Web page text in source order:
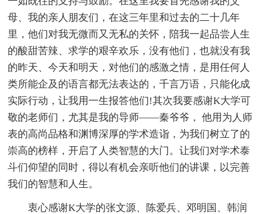
母、我的亲人朋友们，在这三年里和过去的二十几年
里，他们对我无微而又无私的关怀，陪我一起品尝人生
的酸甜苦辣、求学的艰辛欢乐，没有他们，也就没有我
的昨天、今天和明天，对他们的感激之情，是用任何人
类所能企及的语言都无法表达的，千言万语，只能化成
实际行动，让我用一生报答他们!其次我要感谢K大学可
敬的老师们，尤其是我的导师――秦爷爷， 他用为人师
表的高尚品格和渊博深厚的学术造诣，为我们树立了的
崇高的榜样，开启了人类智慧的大门。让我们对学术泰
斗们仰望的同时，得以有机会亲听他们的讲课，以完善
我们的智慧和人生。
衷心感谢K大学的张文源、陈爱兵、邓明国、韩润